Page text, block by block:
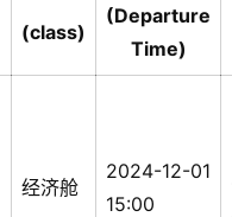
(class)
(Departure
Time)
经济舱
2024-12-01
15:00